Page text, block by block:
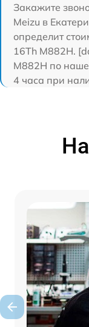
Закажите
Meizu в
определит
16Th M882H.
M882H по
4 часа при